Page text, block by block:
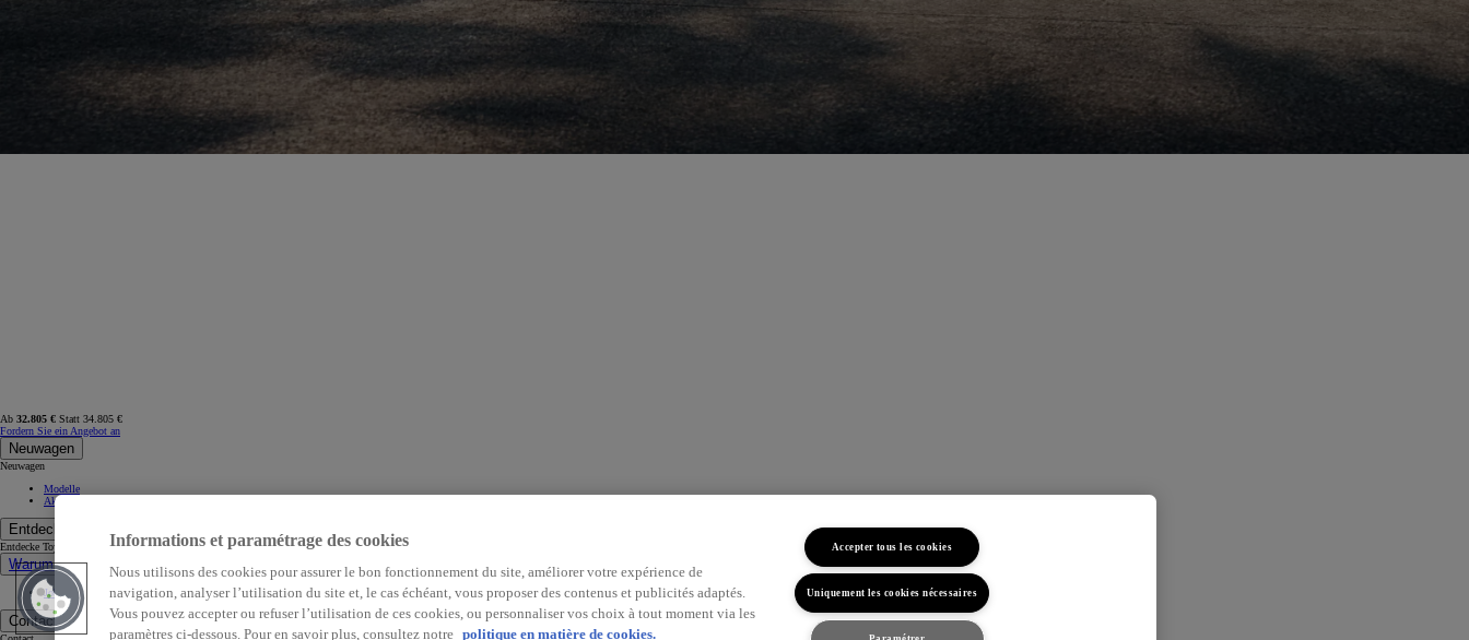
Ab 32.805 € Statt 34.805 €
Fordern Sie ein Angebot an
Neuwagen
Neuwagen
Modelle
Aktionen
Entdecke Toyota
Entdecke Toyota
Warum Toyota wählen
Jobs (Opens in new window)
Contact
Informations et paramétrage des cookies
Nous utilisons des cookies pour assurer le bon fonctionnement du site, améliorer votre expérience de
navigation, analyser l’utilisation du site et, le cas échéant, vous proposer des contenus et publicités adaptés.
Vous pouvez accepter ou refuser l’utilisation de ces cookies, ou personnaliser vos choix à tout moment via les
paramètres ci-dessous. Pour en savoir plus, consultez notre politique en matière de cookies.
Accepter tous les cookies
Uniquement les cookies nécessaires